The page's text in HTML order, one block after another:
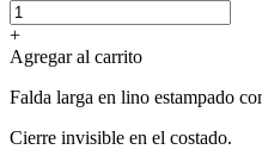
+
Agregar al carrito
Falda larga en lino estampado
Cierre invisible en el costado.